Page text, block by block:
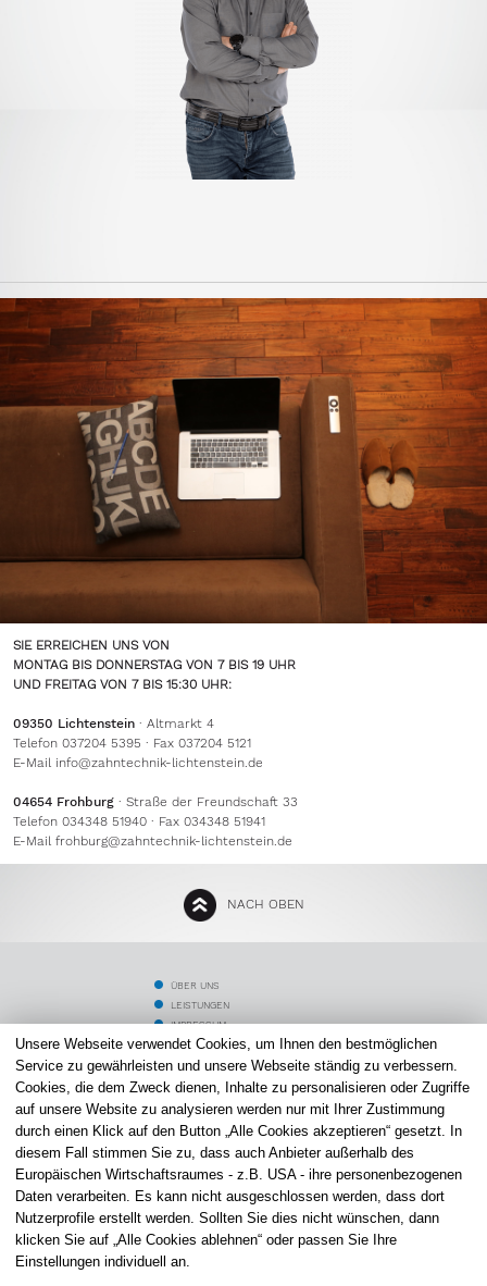
SIE ERREICHEN UNS VON
MONTAG BIS DONNERSTAG VON 7 BIS 19 UHR
UND FREITAG VON 7 BIS 15:30 UHR:
09350 Lichtenstein· Altmarkt 4
Telefon 037204 5395 · Fax 037204 5121
E-Mail info@zahntechnik-lichtenstein.de
04654 Frohburg· Straße der Freundschaft 33
Telefon 034348 51940 · Fax 034348 51941
E-Mail frohburg@zahntechnik-lichtenstein.de
NACH OBEN
ÜBER UNS
LEISTUNGEN
IMPRESSUM
ZAHNMEDIZINER
SCHLAFTHERAPIE
DATENSCHUTZ
PATIENTEN
ALIGNER THERAPIE
STANDORT LICHTENSTEIN
STANDORT FROHBURG
KOSTENVORANSCHLAG
COOKIE-EINSTELLUNGEN
ZAHNTECHNIK LICHTENSTEIN
Altmarkt 4 I 09350 Lichtenstein
Unsere Webseite verwendet Cookies, um Ihnen den bestmöglichen
Service zu gewährleisten und unsere Webseite ständig zu verbessern.
Cookies, die dem Zweck dienen, Inhalte zu personalisieren oder Zugriffe
auf unsere Website zu analysieren werden nur mit Ihrer Zustimmung
durch einen Klick auf den Button „Alle Cookies akzeptieren“ gesetzt. In
diesem Fall stimmen Sie zu, dass auch Anbieter außerhalb des
Europäischen Wirtschaftsraumes - z.B. USA - ihre personenbezogenen
Daten verarbeiten. Es kann nicht ausgeschlossen werden, dass dort
Nutzerprofile erstellt werden. Sollten Sie dies nicht wünschen, dann
klicken Sie auf „Alle Cookies ablehnen“ oder passen Sie Ihre
Einstellungen individuell an.